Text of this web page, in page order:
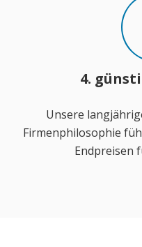
4.
Unsere
Firmenphilosophie
Endpreisen